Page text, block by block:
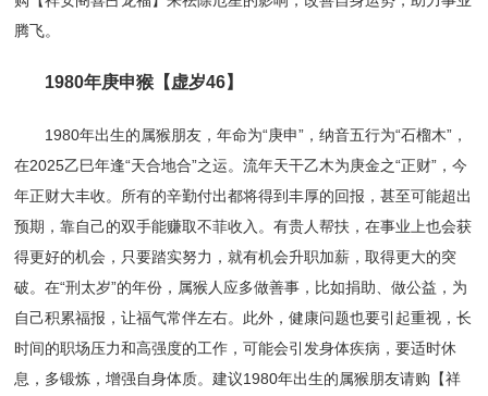
腾飞。
1980年庚申猴【虚岁46】
1980年出生的属猴朋友，年命为“庚申”，纳音五行为“石榴木”，
在2025乙巳年逢“天合地合”之运。流年天干乙木为庚金之“正财”，今
年正财大丰收。所有的辛勤付出都将得到丰厚的回报，甚至可能超出
预期，靠自己的双手能赚取不菲收入。有贵人帮扶，在事业上也会获
得更好的机会，只要踏实努力，就有机会升职加薪，取得更大的突
破。在“刑太岁”的年份，属猴人应多做善事，比如捐助、做公益，为
自己积累福报，让福气常伴左右。此外，健康问题也要引起重视，长
时间的职场压力和高强度的工作，可能会引发身体疾病，要适时休
息，多锻炼，增强自身体质。建议1980年出生的属猴朋友请购【祥